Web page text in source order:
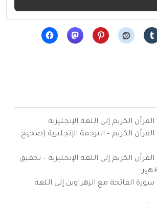
الكريم إلى اللغة الإنجليزية
الكريم – الترجمة الإنجليزية (صحيح
الكريم إلى اللغة الإنجليزية – تحقيق
الفاتحة مع الزهراوين إلى اللغة